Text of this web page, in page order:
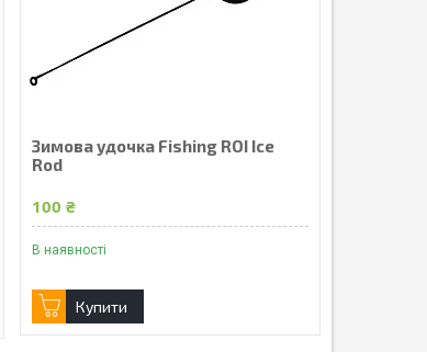
Зимова удочка Fishing ROI Ice
Rod
100 ₴
В наявності
Купити